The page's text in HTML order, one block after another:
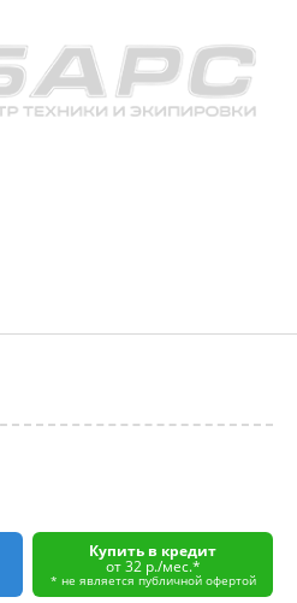
Купить в кредит
от 32 р./мес.*
* не является публичной офертой